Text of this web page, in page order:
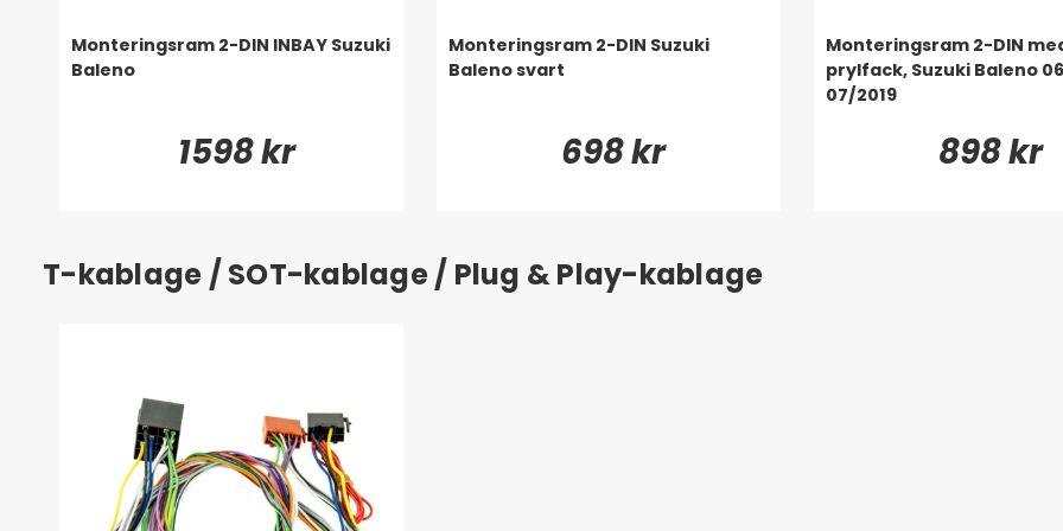
Monteringsram 2-DIN INBAY Suzuki
Baleno
1598 kr
Monteringsram 2-DIN Suzuki
Baleno svart
698 kr
Monteringsram 2-DIN
prylfack, Suzuki Baleno
07/2019
898 kr
T-kablage / SOT-kablage / Plug & Play-kablage